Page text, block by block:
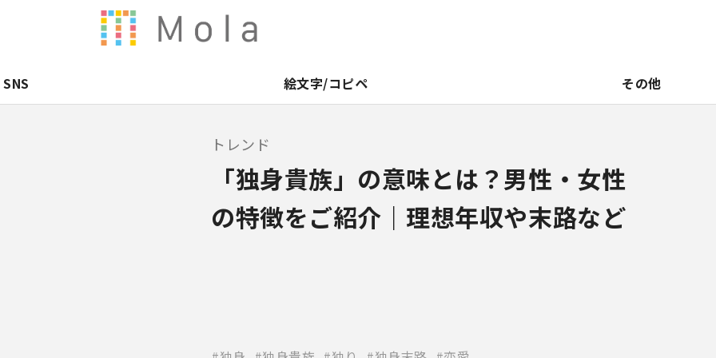
SNS 絵文字/コピペ その他
トレンド
「独身貴族」の意味とは？男性・女性
の特徴をご紹介｜理想年収や末路など